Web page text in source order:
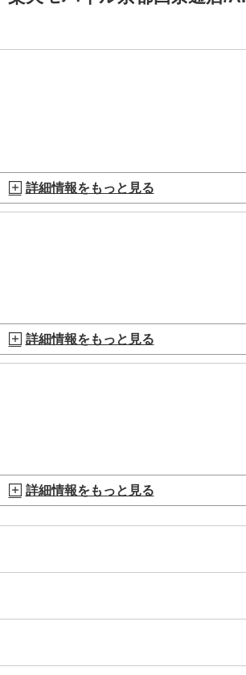
詳細情報をもっと見る
詳細情報をもっと見る
詳細情報をもっと見る